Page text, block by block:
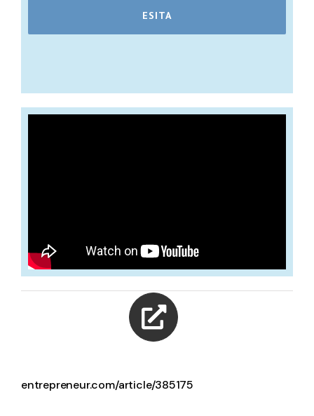
entrepreneur.com/article/385175